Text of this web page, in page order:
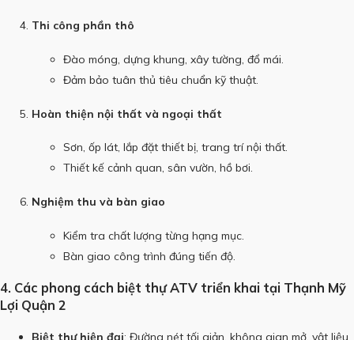
Thi công phần thô
Đào móng, dựng khung, xây tường, đổ mái.
Đảm bảo tuân thủ tiêu chuẩn kỹ thuật.
Hoàn thiện nội thất và ngoại thất
Sơn, ốp lát, lắp đặt thiết bị, trang trí nội thất.
Thiết kế cảnh quan, sân vườn, hồ bơi.
Nghiệm thu và bàn giao
Kiểm tra chất lượng từng hạng mục.
Bàn giao công trình đúng tiến độ.
4. Các phong cách biệt thự ATV triển khai tại Thạnh Mỹ
Lợi Quận 2
Biệt thự hiện đại: Đường nét tối giản, không gian mở, vật liệu